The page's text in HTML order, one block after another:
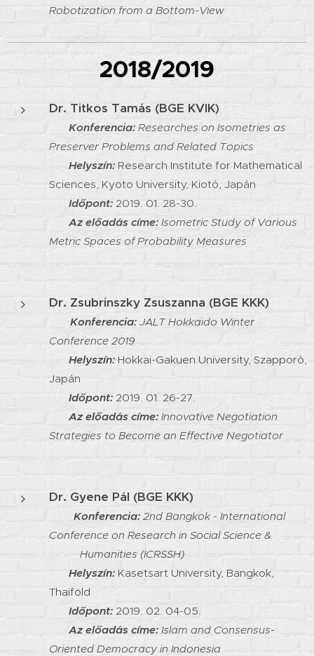
Robotization from a Bottom-View
2018/2019
Dr. Titkos Tamás (BGE KVIK)
Konferencia: Researches on Isometries as
Preserver Problems and Related Topics
Helyszín: Research Institute for Mathematical
Sciences, Kyoto University, Kiotó, Japán
Időpont: 2019. 01. 28-30.
Az előadás címe: Isometric Study of Various
Metric Spaces of Probability Measures
Dr. Zsubrinszky Zsuszanna (BGE KKK)
Konferencia: JALT Hokkaido Winter
Conference 2019
Helyszín: Hokkai-Gakuen University, Szapporó,
Japán
Időpont: 2019. 01. 26-27.
Az előadás címe: Innovative Negotiation
Strategies to Become an Effective Negotiator
Dr. Gyene Pál (BGE KKK)
Konferencia: 2nd Bangkok - International
Conference on Research in Social Science &
Humanities (ICRSSH)
Helyszín: Kasetsart University, Bangkok,
Thaiföld
Időpont: 2019. 02. 04-05.
Az előadás címe: Islam and Consensus-
Oriented Democracy in Indonesia